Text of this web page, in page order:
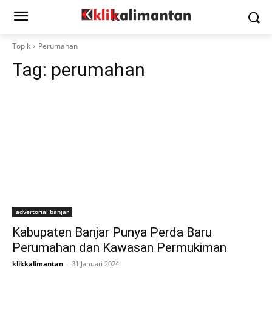
Topik Perumahan
Tag: perumahan
advertorial banjar
Kabupaten Banjar Punya Perda Baru
Perumahan dan Kawasan Permukiman
klikkalimantan - 31 Januari 2024